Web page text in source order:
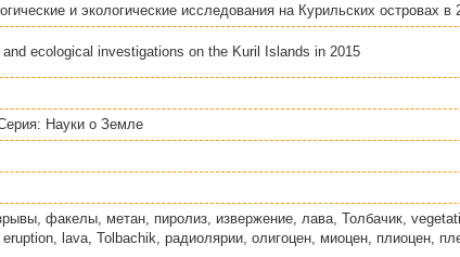
и экологические исследования на Курильских островах в
ecological investigations on the Kuril Islands in 2015
Науки о Земле
факелы, метан, пиролиз, извержение, лава, Толбачик,
lava, Tolbachik, радиолярии, олигоцен, миоцен, плиоцен,